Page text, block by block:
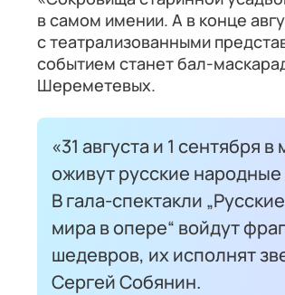
в самом имении. А в конце
с театрализованными
событием станет бал-
Шереметевых.
«31 августа и 1 сентября
оживут русские
В гала-спектакли
мира в опере“ войдут
шедевров, их исполнят
Сергей Собянин.